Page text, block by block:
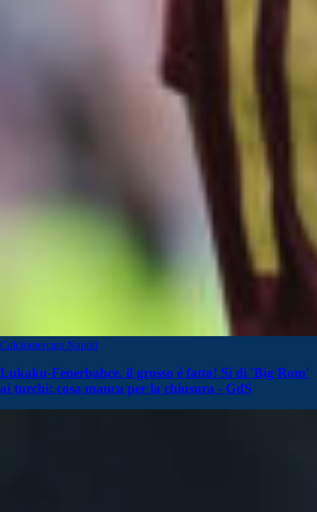
Calciomercato Napoli
Lukaku-Fenerbahce, il grosso è fatto! Sì di 'Big Rom'
ai turchi: cosa manca per la chiusura - GdS